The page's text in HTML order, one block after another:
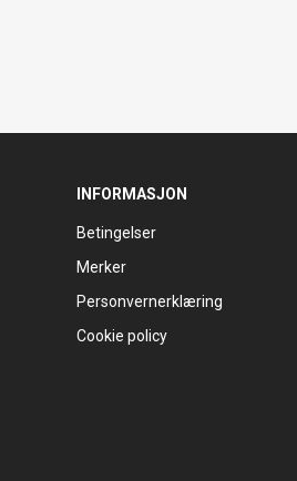
INFORMASJON
Betingelser
Merker
Personvernerklæring
Cookie policy